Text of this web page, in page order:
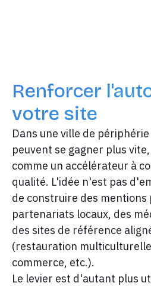
Renforcer
votre site
Dans une ville de
peuvent se gagner plus
comme un accélérateur à
qualité. L'idée n'est pas
de construire des mentions
partenariats locaux, des
des sites de référence
(restauration
commerce, etc.).
Le levier est d'autant plus